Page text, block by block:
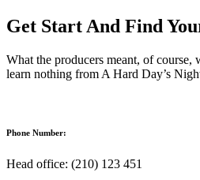
Get Start And Find
What the producers meant, of course,
learn nothing from A Hard Day’s
Phone Number:
Head office: (210) 123 451